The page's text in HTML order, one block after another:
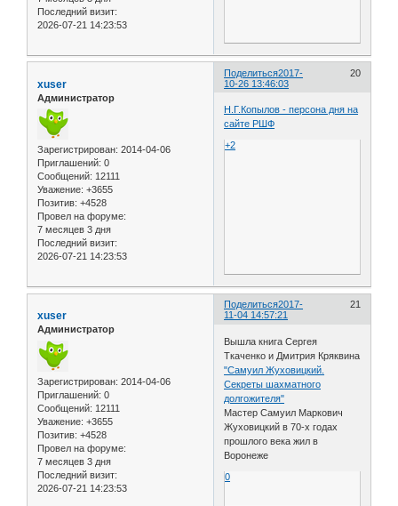
Последний визит:
2026-07-21 14:23:53
Поделиться 20
2017-
10-26 13:46:03
xuser
Администратор
Зарегистрирован: 2014-04-06
Приглашений: 0
Сообщений: 12111
Уважение: +3655
Позитив: +4528
Провел на форуме:
7 месяцев 3 дня
Последний визит:
2026-07-21 14:23:53
Н.Г.Копылов - персона дня на
сайте РШФ
+2
Поделиться 21
2017-
11-04 14:57:21
xuser
Администратор
Зарегистрирован: 2014-04-06
Приглашений: 0
Сообщений: 12111
Уважение: +3655
Позитив: +4528
Провел на форуме:
7 месяцев 3 дня
Последний визит:
2026-07-21 14:23:53
Вышла книга Сергея
Ткаченко и Дмитрия Кряквина
"Самуил Жуховицкий.
Секреты шахматного
долгожителя"
Мастер Самуил Маркович
Жуховицкий в 70-х годах
прошлого века жил в
Воронеже
0